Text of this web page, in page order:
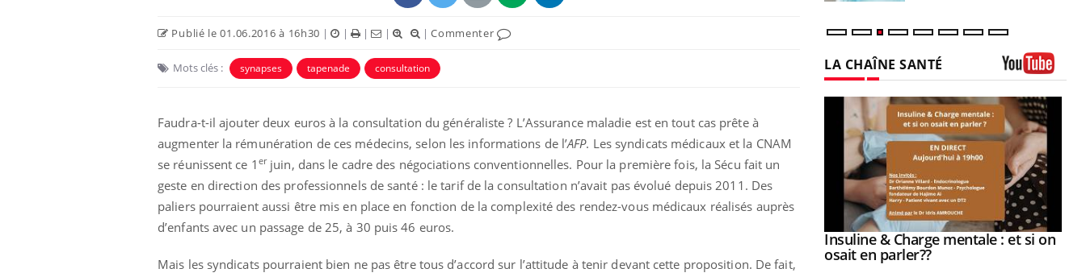
Publié le 01.06.2016 à 16h30 | | | | |Commenter
Mots clés : synapses tapenade consultation
Faudra-t-il ajouter deux euros à la consultation du généraliste ? L’Assurance maladie est en tout cas prête à
augmenter la rémunération de ces médecins, selon les informations de l’AFP. Les syndicats médicaux et la CNAM
se réunissent ce 1 erjuin, dans le cadre des négociations conventionnelles. Pour la première fois, la Sécu fait un
geste en direction des professionnels de santé : le tarif de la consultation n’avait pas évolué depuis 2011. Des
paliers pourraient aussi être mis en place en fonction de la complexité des rendez-vous médicaux réalisés auprès
d’enfants avec un passage de 25, à 30 puis 46 euros.
Mais les syndicats pourraient bien ne pas être tous d’accord sur l’attitude à tenir devant cette proposition. De fait,
LA CHAÎNE SANTÉ
Youtube
Eczéma Chronique des Mains :
expliquer ma maladie prévenir
Youtube
Insuline & Charge mentale : et si on
osait en parler??Youtube